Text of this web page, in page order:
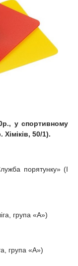
у спортивному
50/1).
порятунку» (I
група «А»)
група «А»)